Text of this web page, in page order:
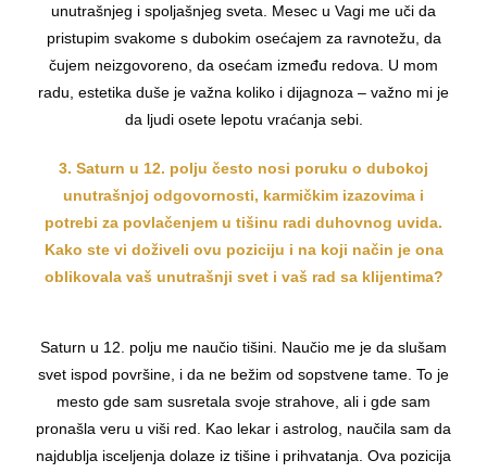
unutrašnjeg i spoljašnjeg sveta. Mesec u Vagi me uči da
pristupim svakome s dubokim osećajem za ravnotežu, da
čujem neizgovoreno, da osećam između redova. U mom
radu, estetika duše je važna koliko i dijagnoza – važno mi je
da ljudi osete lepotu vraćanja sebi.
3. Saturn u 12. polju često nosi poruku o dubokoj
unutrašnjoj odgovornosti, karmičkim izazovima i
potrebi za povlačenjem u tišinu radi duhovnog uvida.
Kako ste vi doživeli ovu poziciju i na koji način je ona
oblikovala vaš unutrašnji svet i vaš rad sa klijentima?
Saturn u 12. polju me naučio tišini. Naučio me je da slušam
svet ispod površine, i da ne bežim od sopstvene tame. To je
mesto gde sam susretala svoje strahove, ali i gde sam
pronašla veru u viši red. Kao lekar i astrolog, naučila sam da
najdublja isceljenja dolaze iz tišine i prihvatanja. Ova pozicija